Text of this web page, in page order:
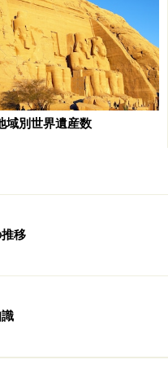
呼ばれるモザイクだか
ラス、貝殻等の破片を
め5～6世紀に生み出さ
に伝えられている。
をよく反射する。太陽
度が変わるたびにキラ
々を魅了する。イタリ
マ時代のモザイクが残さ
少々地味。このモザイ
ザンツ芸術なのだ。
域別世界遺産数
移